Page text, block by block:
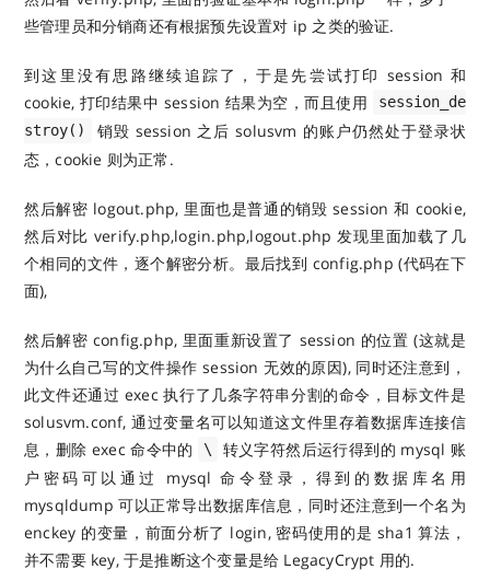
些管理员和分销商还有根据预先设置对 ip 之类的验证.
到这里没有思路继续追踪了，于是先尝试打印 session 和
cookie, 打印结果中 session 结果为空，而且使用
session_de
stroy()
销毁 session 之后 solusvm 的账户仍然处于登录状
态，cookie 则为正常.
然后解密 logout.php, 里面也是普通的销毁 session 和 cookie,
然后对比 verify.php,login.php,logout.php 发现里面加载了几
个相同的文件，逐个解密分析。最后找到 config.php (代码在下
面),
然后解密 config.php, 里面重新设置了 session 的位置 (这就是
为什么自己写的文件操作 session 无效的原因), 同时还注意到，
此文件还通过 exec 执行了几条字符串分割的命令，目标文件是
solusvm.conf, 通过变量名可以知道这文件里存着数据库连接信
息，删除 exec 命令中的
\
转义字符然后运行得到的 mysql 账
户密码可以通过 mysql 命令登录，得到的数据库名用
mysqldump 可以正常导出数据库信息，同时还注意到一个名为
enckey 的变量，前面分析了 login, 密码使用的是 sha1 算法，
并不需要 key, 于是推断这个变量是给 LegacyCrypt 用的.